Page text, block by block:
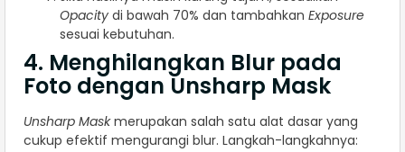
Opacity di bawah 70% dan tambahkan Exposure
sesuai kebutuhan.
4. Menghilangkan Blur pada
Foto dengan Unsharp Mask
Unsharp Maskmerupakan salah satu alat dasar yang
cukup efektif mengurangi blur. Langkah-langkahnya: